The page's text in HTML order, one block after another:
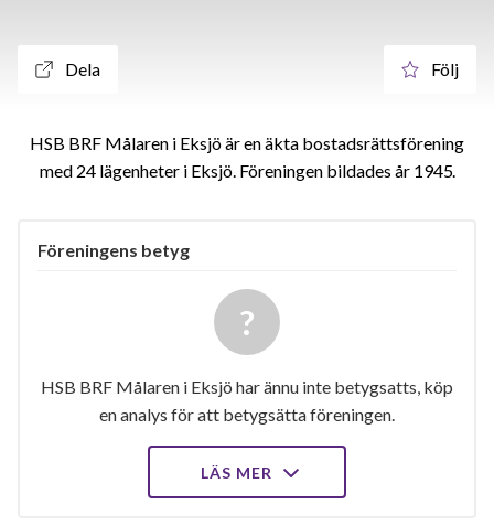
Dela Följ
HSB BRF Målaren i Eksjö är en äkta bostadsrättsförening
med 24 lägenheter i Eksjö. Föreningen bildades år 1945
Föreningens betyg
HSB BRF Målaren i Eksjö har ännu inte betygsatts, köp
en analys för att betygsätta föreningen.
LÄS MER